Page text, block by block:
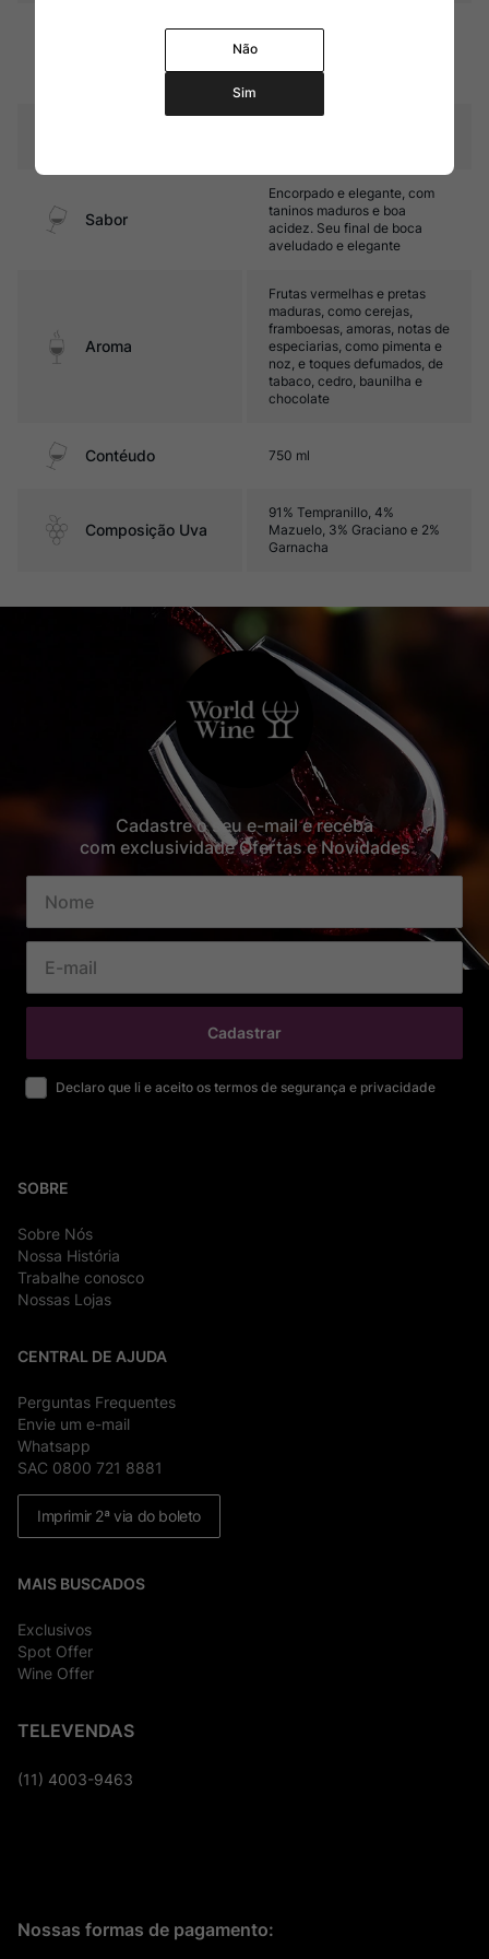
24 meses em barricas de
durante 24 meses
Sabor
Encorpado e elegante, com
taninos maduros e boa
acidez. Seu final de boca
aveludado e elegante
Aroma
Frutas vermelhas e pretas
maduras, como cerejas,
framboesas, amoras, notas de
especiarias, como pimenta e
noz, e toques defumados, de
tabaco, cedro, baunilha e
chocolate
Contéudo 750 ml
Composição Uva
91% Tempranillo, 4%
Mazuelo, 3% Graciano e 2%
Garnacha
Cadastre o seu e-mail e receba
com exclusividade Ofertas e Novidades
Cadastrar
Declaro que li e aceito os termos de segurança e privacidade
SOBRE
Sobre Nós
Nossa História
Trabalhe conosco
Nossas Lojas
CENTRAL DE AJUDA
Perguntas Frequentes
Envie um e-mail
Whatsapp
SAC 0800 721 8881
Imprimir 2ª via do boleto
MAIS BUSCADOS
Exclusivos
Spot Offer
Wine Offer
TELEVENDAS
(11) 4003-9463
Nossas formas de pagamento:
Não
Sim